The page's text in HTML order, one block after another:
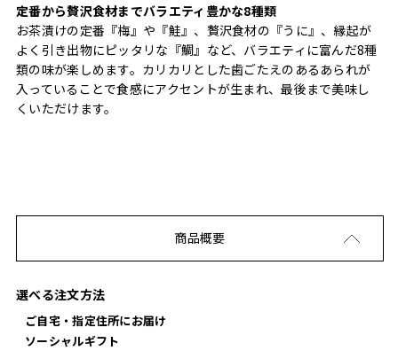
定番から贅沢食材までバラエティ豊かな8種類
お茶漬けの定番『梅』や『鮭』、贅沢食材の『うに』、縁起が
よく引き出物にピッタリな『鯛』など、バラエティに富んだ8種
類の味が楽しめます。カリカリとした歯ごたえのあるあられが
入っていることで食感にアクセントが生まれ、最後まで美味し
くいただけます。
商品概要
選べる注文方法
ご自宅・指定住所にお届け
ソーシャルギフト